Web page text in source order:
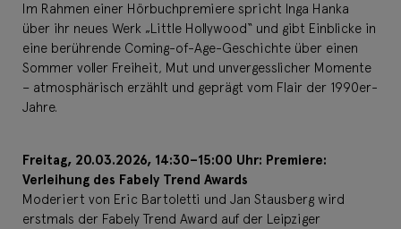
Im Rahmen einer Hörbuchpremiere spricht Inga Hanka
über ihr neues Werk „Little Hollywood“ und gibt Einblicke in
eine berührende Coming-of-Age-Geschichte über einen
Sommer voller Freiheit, Mut und unvergesslicher Momente
– atmosphärisch erzählt und geprägt vom Flair der 1990er-
Jahre.
Freitag, 20.03.2026, 14:30–15:00 Uhr: Premiere:
Verleihung des Fabely Trend Awards
Moderiert von Eric Bartoletti und Jan Stausberg wird
erstmals der Fabely Trend Award auf der Leipziger